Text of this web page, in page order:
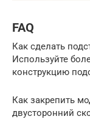
FAQ
Как сделать
Используйте
конструкцию
Как закрепить
двусторонний